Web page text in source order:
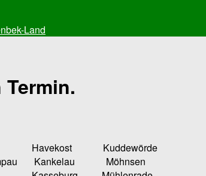
Land
Kuddewörde
Möhnsen